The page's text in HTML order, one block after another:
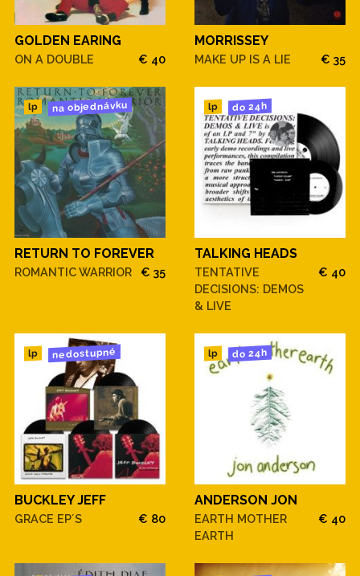
GOLDEN EARING
ON A DOUBLE € 40
MORRISSEY
MAKE UP IS A LIE € 35
lp na objednávku
RETURN TO FOREVER
ROMANTIC WARRIOR € 35
lp do 24h
TALKING HEADS
TENTATIVE
DECISIONS: DEMOS
& LIVE
€ 40
lp nedostupné
BUCKLEY JEFF
GRACE EP´S € 80
lp do 24h
ANDERSON JON
EARTH MOTHER
EARTH
€ 40